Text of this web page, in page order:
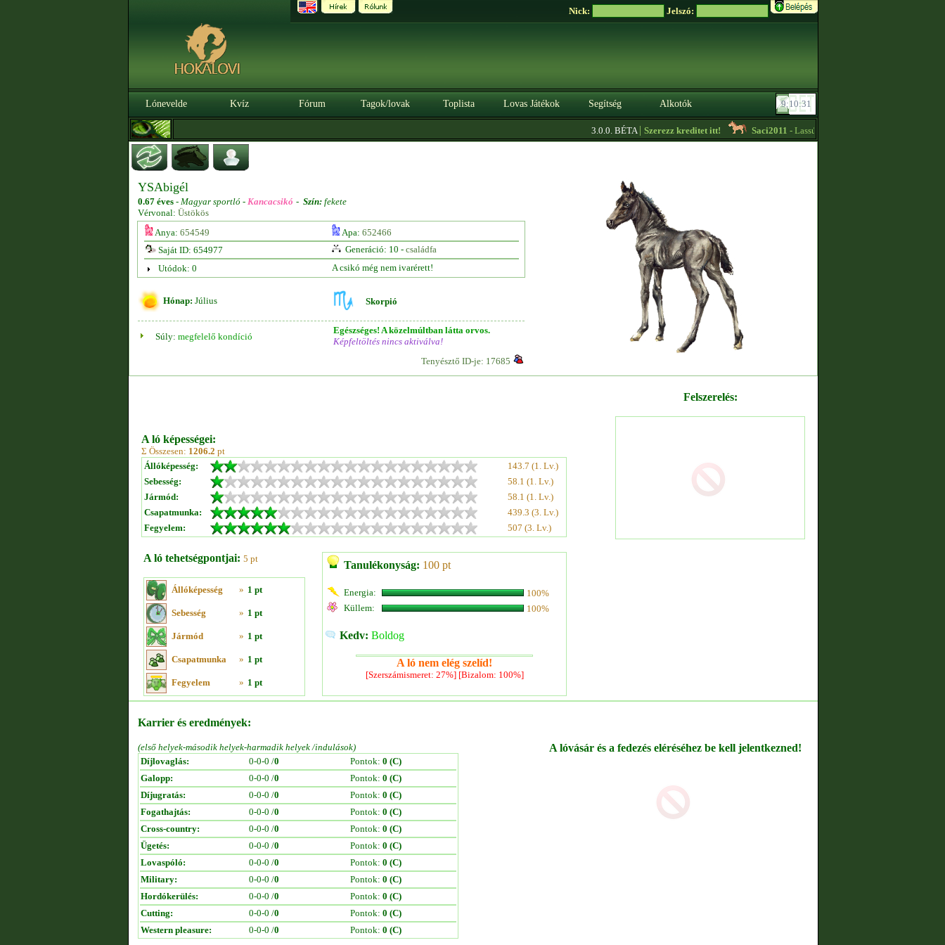
Nick: Jelszó:
Lónevelde Kvíz Fórum Tagok/lovak Toplista Lovas Játékok Segítség Alkotók
3.0.0. BÉTA|Szerezz kreditet itt! Saci2011- Lassúkörös edzést vállalok, további
YSAbigél
0.67 éves - Magyar sportló - Kancacsikó - Szín: fekete
Vérvonal: Üstökös
Anya: 654549 Apa: 652466
Saját ID: 654977
Generáció: 10 - családfa
Utódok: 0
A csikó még nem ivarérett!
Hónap: Július Skorpió
Súly: megfelelő kondíció
Egészséges! A közelmúltban látta orvos.
Képfeltöltés nincs aktiválva!
Tenyésztő ID-je: 17685
A ló képességei:
Σ Összesen: 1206.2 pt
Állóképesség:
143.7 (1. Lv.)
Sebesség:
58.1 (1. Lv.)
Jármód:
58.1 (1. Lv.)
Csapatmunka:
439.3 (3. Lv.)
Fegyelem:
507 (3. Lv.)
A ló tehetségpontjai: 5 pt
Állóképesség » 1 pt
Sebesség » 1 pt
Jármód » 1 pt
Csapatmunka » 1 pt
Fegyelem » 1 pt
Tanulékonyság: 100 pt
Energia:
100%
Küllem:
100%
Kedv: Boldog
A ló nem elég szelíd!
[Szerszámismeret: 27%] [Bizalom: 100%]
Felszerelés:
Karrier és eredmények:
(első helyek-második helyek-harmadik helyek /indulások)
Díjlovaglás:
0-0-0 /0 Pontok: 0 (C)
Galopp:
0-0-0 /0 Pontok: 0 (C)
Díjugratás:
0-0-0 /0 Pontok: 0 (C)
Fogathajtás:
0-0-0 /0 Pontok: 0 (C)
Cross-country:
0-0-0 /0 Pontok: 0 (C)
Ügetés:
0-0-0 /0 Pontok: 0 (C)
Lovaspóló:
0-0-0 /0 Pontok: 0 (C)
Military:
0-0-0 /0 Pontok: 0 (C)
Hordókerülés:
0-0-0 /0 Pontok: 0 (C)
Cutting:
0-0-0 /0 Pontok: 0 (C)
Western pleasure:
0-0-0 /0 Pontok: 0 (C)
A lóvásár és a fedezés eléréséhez be kell jelentkezned!